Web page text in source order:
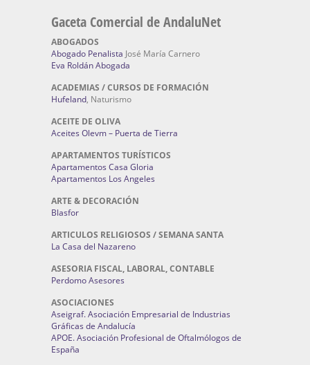
Gaceta Comercial de AndaluNet
ABOGADOS
Abogado Penalista José María Carnero
Eva Roldán Abogada
ACADEMIAS / CURSOS DE FORMACIÓN
Hufeland, Naturismo
ACEITE DE OLIVA
Aceites Olevm – Puerta de Tierra
APARTAMENTOS TURÍSTICOS
Apartamentos Casa Gloria
Apartamentos Los Angeles
ARTE & DECORACIÓN
Blasfor
ARTICULOS RELIGIOSOS / SEMANA SANTA
La Casa del Nazareno
ASESORIA FISCAL, LABORAL, CONTABLE
Perdomo Asesores
ASOCIACIONES
Aseigraf. Asociación Empresarial de Industrias
Gráficas de Andalucía
APOE. Asociación Profesional de Oftalmólogos de
España